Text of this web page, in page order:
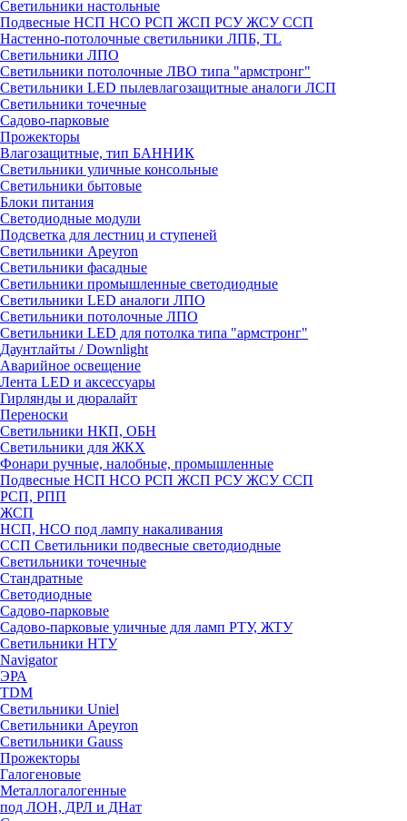
Светильники настольные
Подвесные НСП НСО РСП ЖСП РСУ ЖСУ ССП
Настенно-потолочные светильники ЛПБ, TL
Светильники ЛПО
Светильники потолочные ЛВО типа "армстронг"
Светильники LED пылевлагозащитные аналоги ЛСП
Светильники точечные
Садово-парковые
Прожекторы
Влагозащитные, тип БАННИК
Светильники уличные консольные
Светильники бытовые
Блоки питания
Светодиодные модули
Подсветка для лестниц и ступеней
Светильники Apeyron
Светильники фасадные
Светильники промышленные светодиодные
Светильники LED аналоги ЛПО
Светильники потолочные ЛПО
Светильники LED для потолка типа "армстронг"
Даунтлайты / Downlight
Аварийное освещение
Лента LED и аксессуары
Гирлянды и дюралайт
Переноски
Светильники НКП, ОБН
Светильники для ЖКХ
Фонари ручные, налобные, промышленные
Подвесные НСП НСО РСП ЖСП РСУ ЖСУ ССП
РСП, РПП
ЖСП
НСП, НСО под лампу накаливания
ССП Светильники подвесные светодиодные
Светильники точечные
Стандратные
Светодиодные
Садово-парковые
Садово-парковые уличные для ламп РТУ, ЖТУ
Светильники НТУ
Navigator
ЭРА
TDM
Светильники Uniel
Светильники Apeyron
Светильники Gauss
Прожекторы
Галогеновые
Металлогалогенные
под ЛОН, ДРЛ и ДНат